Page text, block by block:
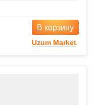
В корзину
Uzum Market